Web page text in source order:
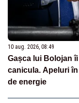
10 aug. 2026, 08:49
Gașca lui Bolojan
canicula. Apeluri
de energie